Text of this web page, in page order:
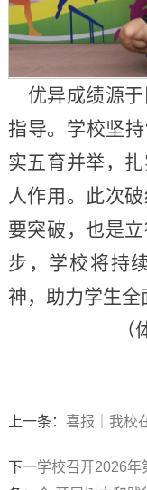
优异成绩源
指导。学校坚
实五育并举，
人作用。此次
要突破，也是
步，学校将持
神，助力学生全
上一条： 喜报｜我校
下一学校召开2026年